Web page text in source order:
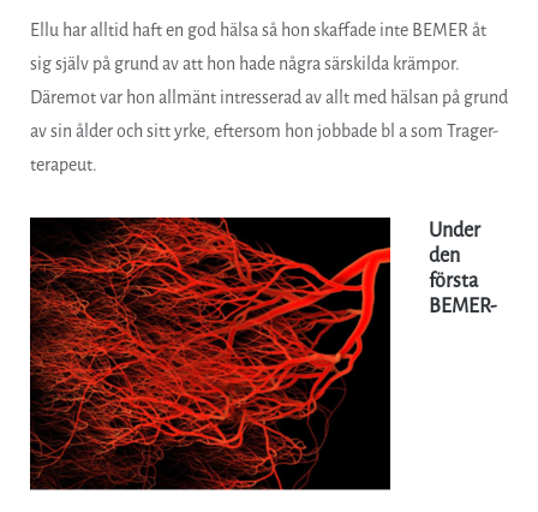
Ellu har alltid haft en god hälsa så hon skaffade inte BEMER åt
sig själv på grund av att hon hade några särskilda krämpor.
Däremot var hon allmänt intresserad av allt med hälsan på grund
av sin ålder och sitt yrke, eftersom hon jobbade bl a som Trager-
terapeut.
Under
den
första
BEMER-